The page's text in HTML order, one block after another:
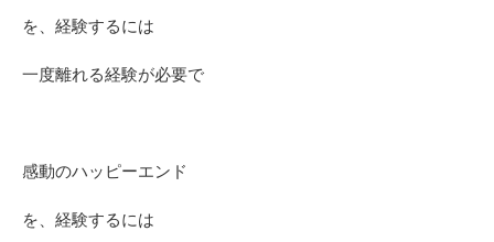
を、経験するには
一度離れる経験が必要で
感動のハッピーエンド
を、経験するには